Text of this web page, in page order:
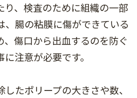
り、検査のために組織の一部
、腸の粘膜に傷ができている
、傷口から出血するのを防ぐ
注意が必要です。
たポリープの大きさや数、